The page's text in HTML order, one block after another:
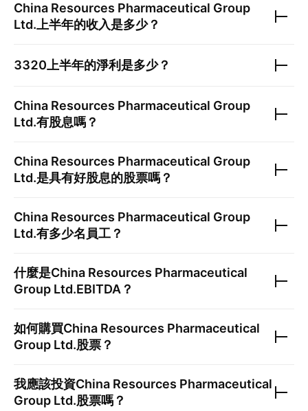
China Resources Pharmaceutical Group
Ltd. 上半年的收入是多少？
3320 上半年的淨利是多少？
China Resources Pharmaceutical Group
Ltd.有股息嗎？
China Resources Pharmaceutical Group
Ltd.是具有好股息的股票嗎？
China Resources Pharmaceutical Group
Ltd.有多少名員工？
什麼是China Resources Pharmaceutical
Group Ltd.EBITDA？
如何購買China Resources Pharmaceutical
Group Ltd.股票？
我應該投資China Resources Pharmaceutical
Group Ltd.股票嗎？